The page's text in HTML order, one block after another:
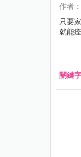
作者
只要
就能
關鍵